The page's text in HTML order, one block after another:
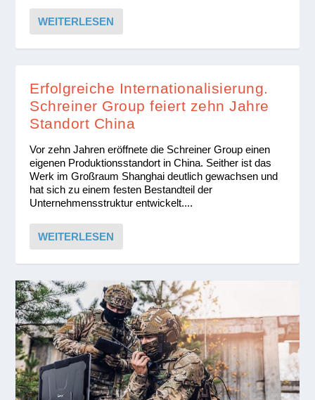
WEITERLESEN
Erfolgreiche Internationalisierung.
Schreiner Group feiert zehn Jahre
Standort China
Vor zehn Jahren eröffnete die Schreiner Group einen
eigenen Produktionsstandort in China. Seither ist das
Werk im Großraum Shanghai deutlich gewachsen und
hat sich zu einem festen Bestandteil der
Unternehmensstruktur entwickelt....
WEITERLESEN